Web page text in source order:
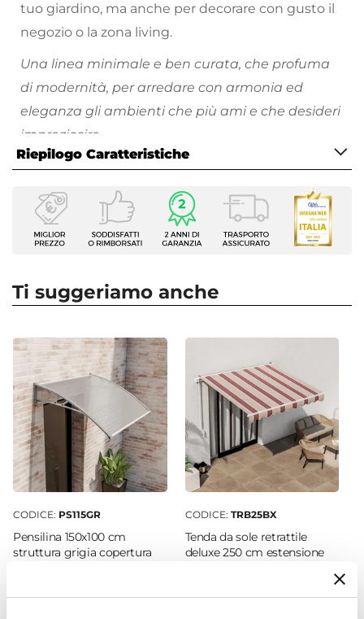
tuo giardino, ma anche per decorare con gusto il
negozio o la zona living.
Una linea minimale e ben curata, che profuma
di modernità, per arredare con armonia ed
eleganza gli ambienti che più ami e che desideri
impreziosire.
Scopri tutti i vasi da giardino disponibili e divertiti
a riempire i tuoi spazi all'aperto di piante e fiori
colorati!
Riepilogo Caratteristiche
Caratteristiche
Tipologia
Vaso
Dimensioni
Altezza
39 cm
Colore
Arancione
Finitura
Liscio
Materiale
Appoggio
Ti suggeriamo anche
CODICE: PS115GR
Pensilina 150x100 cm
struttura grigia copertura
€ 114,00
CODICE: TRB25BX
Tenda da sole retrattile
deluxe 250 cm estensione
€ 178,00